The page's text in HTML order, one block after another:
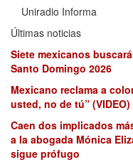
Uniradio Informa
Últimas noticias
Siete mexicanos
Santo Domingo 2026
Mexicano reclama a
usted, no de tú” (VIDEO)
Caen dos implicados
a la abogada Mónica
sigue prófugo